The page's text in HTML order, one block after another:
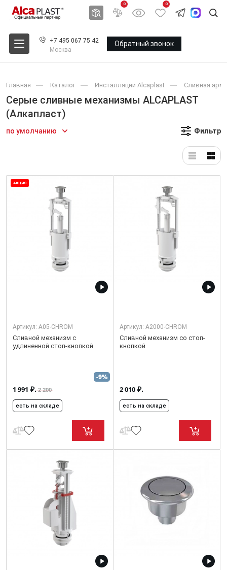
0 0
+7 495 067 75 42
Москва
Обратный звонок
Главная Каталог Инсталляции Alcaplast Сливная
Серые сливные механизмы ALCAPLAST
(Алкапласт)
по умолчанию Фильтр
АКЦИЯ
Артикул: A05-CHROM
Сливной механизм с
удлиненной стоп-кнопкой
1 991 ₽.
-9%
2 200
есть на складе
Артикул: A2000-CHROM
Сливной механизм со стоп-
кнопкой
2 010 ₽.
есть на складе